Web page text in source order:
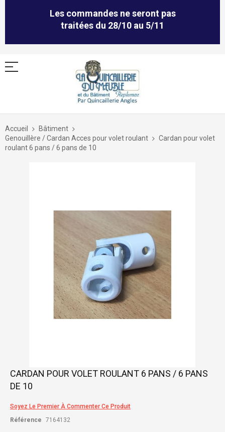
Les commandes ne seront pas
traitées du 28/10 au 5/11
Allez
contenu
Accueil
Bâtiment
Genouillère / Cardan Acces pour volet roulant
Cardan pour volet
roulant 6 pans / 6 pans de 10
Skip
the
of
images
CARDAN POUR VOLET ROULANT 6 PANS / 6 PANS
DE 10
Soyez Le Premier À Commenter Ce Produit
Référence
7164132